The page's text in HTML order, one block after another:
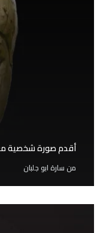
أقدم صورة شخصية
من سارة ابو جلبان